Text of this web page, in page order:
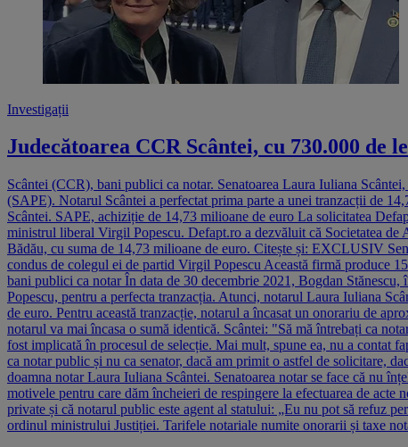
Investigații
Judecătoarea CCR Scântei, cu 730.000
Scântei (CCR), bani publici ca notar. Senatoarea Laura Iuliana
(SAPE). Notarul Scântei a perfectat prima parte a unei tranzacții de
Scântei. SAPE, achiziție de 14,73 milioane de euro La solicitatea
ministrul liberal Virgil Popescu. Defapt.ro a dezvăluit că Societatea
Bădău, cu suma de 14,73 milioane de euro. Citește și: EXCLUSIV
condus de colegul ei de partid Virgil Popescu Această firmă produce
bani publici ca notar În data de 30 decembrie 2021, Bogdan
Popescu, pentru a perfecta tranzacția. Atunci, notarul Laura Iuliana
de euro. Pentru această tranzacție, notarul a încasat un onorariu de
notarul va mai încasa o sumă identică. Scântei: "Să mă întrebați ca
fost implicată în procesul de selecție. Mai mult, spune ea, nu a contat
ca notar public și nu ca senator, dacă am primit o astfel de solicitare,
doamna notar Laura Iuliana Scântei. Senatoarea notar se face că nu
motivele pentru care dăm încheieri de respingere la efectuarea de
private și că notarul public este agent al statului: „Eu nu pot să refuz
ordinul ministrului Justiției. Tarifele notariale numite onorarii și taxe